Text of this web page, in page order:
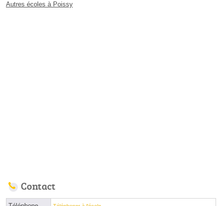
Autres écoles à Poissy
Contact